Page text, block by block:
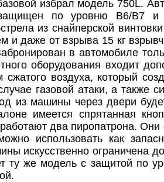
избрал модель 750L.
защищен по уровню В6/В7 и
из снайперской
и даже от взрыва 15 кг
в автомобиле
оборудования входит
сжатого воздуха, который
газовой атаки, а также
из машины через двери
имеется спрятанная
два пиропатрона. Они
использовать как
искусственно ограничена
ту же модель с защитой по